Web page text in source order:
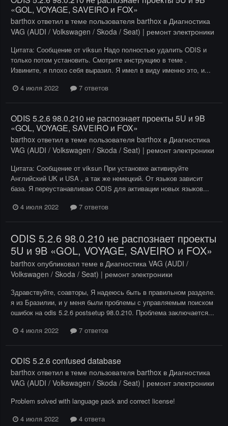
«GOL, VOYAGE, SAVEIRO и FOX»
barthox ответил в теме пользователя barthox в Диагностика
VAG (AUDI / Volkswagen / Skoda / Seat) | ремонт электроники
Цитата: Сообщение от viksun Надо полностью удалить ODIS и
только потом установить. Смотрите инструкцию в теме .
Извините, я плохо себя выразил. Я имел в виду именно это, и...
4 июля 2022
7 ответов
ODIS 5.2.6 98.0.210 не распознает проекты 5U и 9B
«GOL, VOYAGE, SAVEIRO и FOX»
barthox ответил в теме пользователя barthox в Диагностика
VAG (AUDI / Volkswagen / Skoda / Seat) | ремонт электроники
Цитата: Сообщение от viksun При установке активируйте
Английский UK и USA , а так же немецкий. От языков зависит
база. Я переустанавливаю ODIS для активации новых языков...
4 июля 2022
7 ответов
ODIS 5.2.6 98.0.210 не распознает проекты
5U и 9B «GOL, VOYAGE, SAVEIRO и FOX»
barthox опубликовал теме в Диагностика VAG (AUDI /
Volkswagen / Skoda / Seat) | ремонт электроники
Здравствуйте, соавторы, Я надеюсь быть в правильном разделе.
я из Бразилии, и у меня были проблемы с управляемым поиском
ошибок на odis 5.2.6 postsetup 98.0.210. Проблема заключается...
4 июля 2022
7 ответов
ODIS 5.2.6 confused database
barthox ответил в теме пользователя barthox в Диагностика
VAG (AUDI / Volkswagen / Skoda / Seat) | ремонт электроники
Problem solved with language pack and correct license!
4 июля 2022
4 ответа